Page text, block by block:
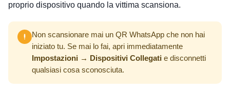
proprio dispositivo quando la vittima scansiona.
Non scansionare mai un QR WhatsApp che non hai
iniziato tu. Se mai lo fai, apri immediatamente
Impostazioni → Dispositivi Collegati e disconnetti
qualsiasi cosa sconosciuta.